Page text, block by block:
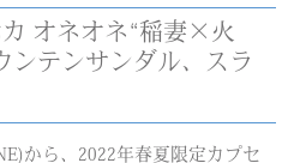
カ オネオネ“稲妻×火
ンテンサンダル、スラ
から、2022年春夏限定カプセ